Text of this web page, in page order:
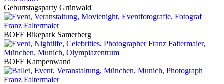
Geburtstagsparty Grünwald
BOFF Bikepark Samerberg
BOFF Kampenwand